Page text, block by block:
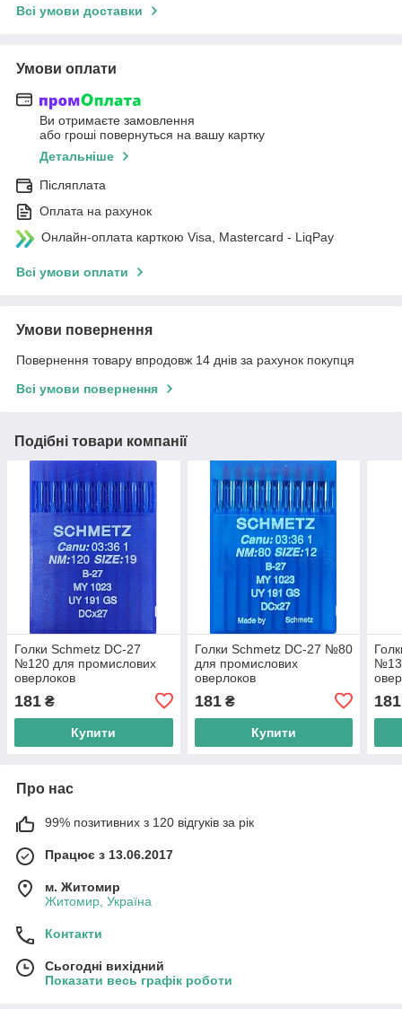
Всі умови доставки
Умови оплати
Ви отримаєте замовлення
або гроші повернуться на вашу картку
Детальніше
Післяплата
Оплата на рахунок
Онлайн-оплата карткою Visa, Mastercard - LiqPay
Всі умови оплати
Умови повернення
Повернення товару впродовж 14 днів за рахунок покупця
Всі умови повернення
Подібні товари компанії
Голки Schmetz DC-27
№120 для промислових
оверлоков
181 ₴
Купити
Голки Schmetz DC-27 №80
для промислових
оверлоков
181₴
Купити
181
Про нас
99% позитивних з 120 відгуків за рік
Працює з 13.06.2017
м. Житомир
Житомир, Україна
Контакти
Сьогодні вихідний
Показати весь графік роботи